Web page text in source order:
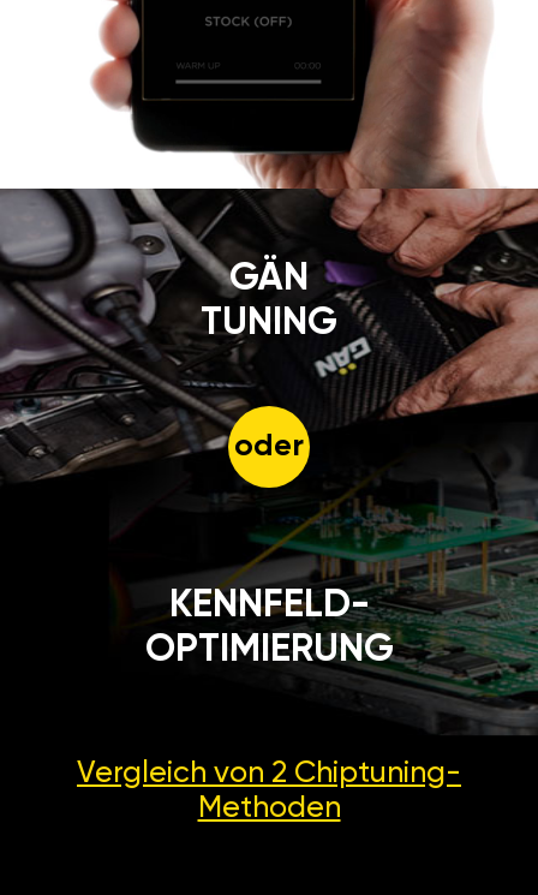
GÄN
TUNING
oder
KENNFELD-
OPTIMIERUNG
Vergleich von 2 Chiptuning-
Methoden